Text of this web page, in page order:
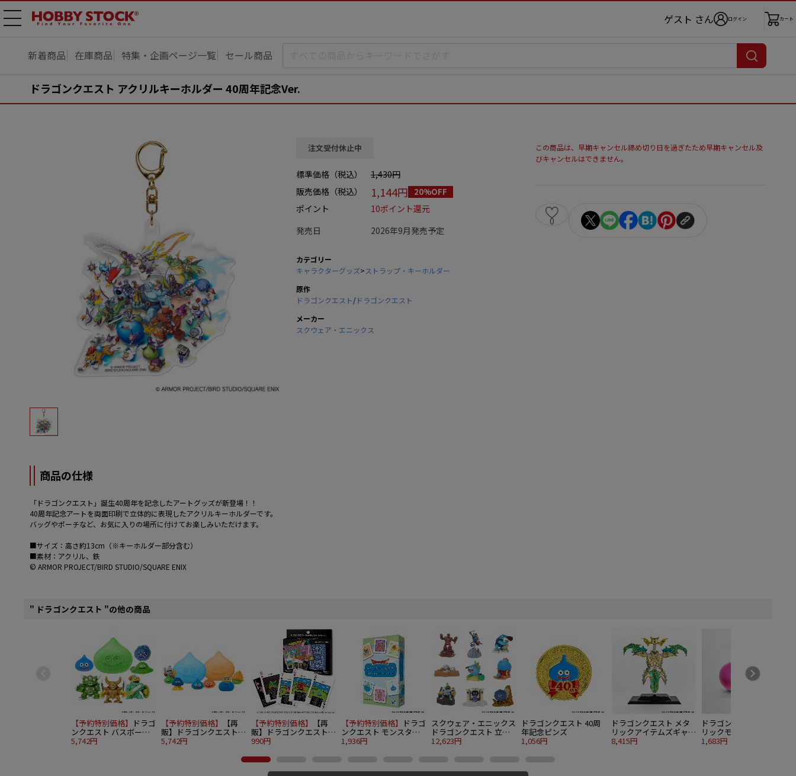
メニ
ゲスト さん ログイン カート
新着商品 在庫商品 特集・企画ページ一覧 セール商品
ドラゴンクエスト アクリルキーホルダー 40周年記念Ver.
注文受付休止中
標準価格（税込）
1,430円
販売価格（税込）
1,144円 20%OFF
ポイント
10ポイント還元
発売日
2026年9月発売予定
カテゴリー
キャラクターグッズ>ストラップ・キーホルダー
原作
ドラゴンクエスト/ドラゴンクエスト
メーカー
スクウェア・エニックス
この商品は、早期キャンセル締め切り日を過ぎたため早期キャンセル及
びキャンセルはできません。
0
商品の仕様
「ドラゴンクエスト」誕生40周年を記念したアートグッズが新登場！！
40周年記念アートを両面印刷で立体的に表現したアクリルキーホルダーです。
バッグやポーチなど、お気に入りの場所に付けてお楽しみいただけます。
■サイズ：高さ約13cm（※キーホルダー部分含む）
■素材：アクリル、鉄
© ARMOR PROJECT/BIRD STUDIO/SQUARE ENIX
" ドラゴンクエスト "の他の商品
【予約特別価格】 ドラゴ
ンクエスト バスボール
～地獄の帝王復活編～
5,742円
【予約特別価格】 【再
販】ドラゴンクエスト
バスボール ～スライム
5,742円
【予約特別価格】 【再
販】ドラゴンクエスト
ドットモンスタートラン
990円
【予約特別価格】 ドラゴ
ンクエスト モンスター
しょうぎ Let's catch
1,936円
スクウェア・エニックス
ドラゴンクエスト 立体
モンスター図鑑フィギュ
12,623円
ドラゴンクエスト 40周
年記念ピンズ
1,056円
ドラゴンクエスト メタ
リックアイテムズギャラ
リースペシャル 天空の
8,415円
ドラゴンクエスト メタ
リックモンスターズギャ
ラリー ピーチスライム
1,683円